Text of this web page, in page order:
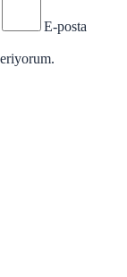
E-posta